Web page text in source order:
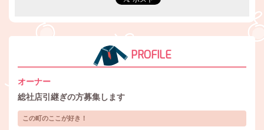
PROFILE
オーナー
総社店引継ぎの方募集します
この町のここが好き！